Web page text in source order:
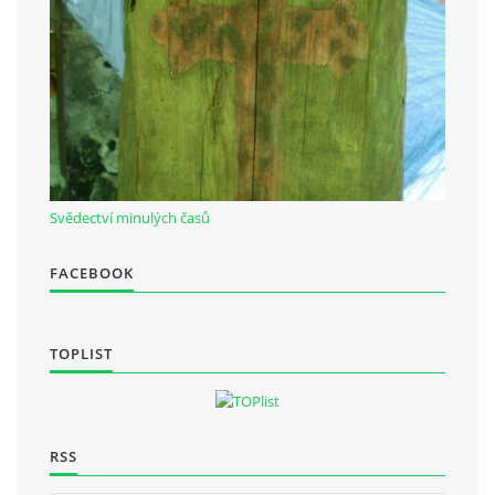
Občanská vzdělávací jednota "Komenský" v Choceradech z.s.
Chocerady 4
257 24 Chocerady
IČ: 498 28 614
Kontaktní osoba:
Svědectví minulých časů
FACEBOOK
TOPLIST
RSS